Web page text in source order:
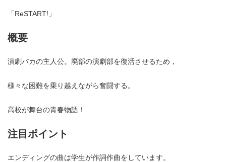
「ReSTART!」
概要
演劇バカの主人公。廃部の演劇部を復活させるため，
様々な困難を乗り越えながら奮闘する。
高校が舞台の青春物語！
注目ポイント
エンディングの曲は学生が作詞作曲をしています。